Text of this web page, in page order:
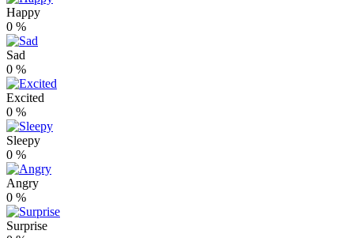
Happy
0 %
Sad
0 %
Excited
0 %
Sleepy
0 %
Angry
0 %
Surprise